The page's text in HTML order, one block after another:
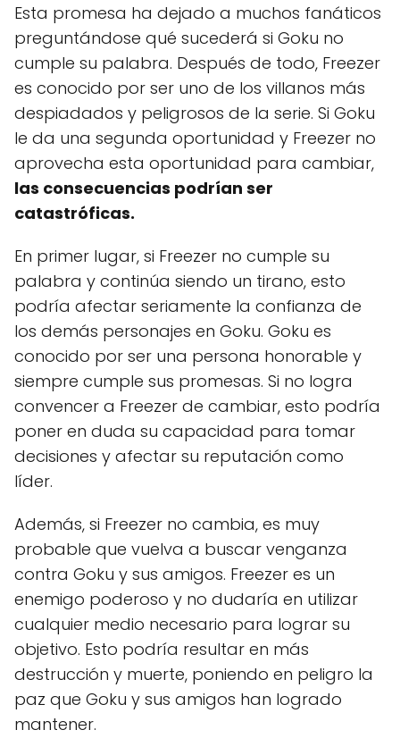
Esta promesa ha dejado a muchos fanáticos
preguntándose qué sucederá si Goku no
cumple su palabra. Después de todo, Freezer
es conocido por ser uno de los villanos más
despiadados y peligrosos de la serie. Si Goku
le da una segunda oportunidad y Freezer no
aprovecha esta oportunidad para cambiar,
las consecuencias podrían ser
catastróficas.
En primer lugar, si Freezer no cumple su
palabra y continúa siendo un tirano, esto
podría afectar seriamente la confianza de
los demás personajes en Goku. Goku es
conocido por ser una persona honorable y
siempre cumple sus promesas. Si no logra
convencer a Freezer de cambiar, esto podría
poner en duda su capacidad para tomar
decisiones y afectar su reputación como
líder.
Además, si Freezer no cambia, es muy
probable que vuelva a buscar venganza
contra Goku y sus amigos. Freezer es un
enemigo poderoso y no dudaría en utilizar
cualquier medio necesario para lograr su
objetivo. Esto podría resultar en más
destrucción y muerte, poniendo en peligro la
paz que Goku y sus amigos han logrado
mantener.